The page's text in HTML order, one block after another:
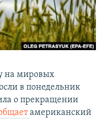
на мировых
в понедельник
о прекращении
американский